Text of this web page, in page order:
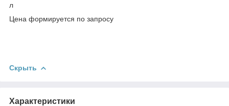
л
Цена формируется по запросу
Скрыть
Характеристики